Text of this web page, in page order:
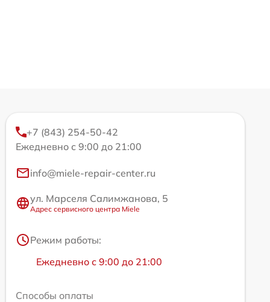
+7 (843) 254-50-42
Ежедневно с 9:00 до 21:00
info@miele-repair-center.ru
ул. Марселя Салимжанова, 5
Адрес сервисного центра Miele
Режим работы:
Ежедневно с 9:00 до 21:00
Способы оплаты